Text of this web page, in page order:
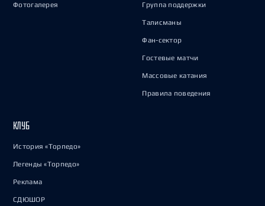
Фотогалерея Группа поддержки
Талисманы
Фан-сектор
Гостевые матчи
Массовые катания
Правила поведения
КЛУБ
История «Торпедо»
Легенды «Торпедо»
Реклама
СДЮШОР